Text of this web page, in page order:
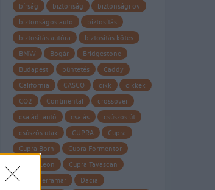
bírság
biztonság
biztonsági öv
biztonságos autó
biztosítás
biztosítás autóra
biztosítás kötés
BMW
Bogár
Bridgestone
Budapest
büntetés
Caddy
California
CASCO cikk
cikkek
CO2
Continental
crossover
családi autó
csalás
csúszós út
csúszós utak
CUPRA
Cupra
Cupra Born
Cupra Formentor
Cupra Leon
Cupra Tavascan
Cupra Terramar
Dacia